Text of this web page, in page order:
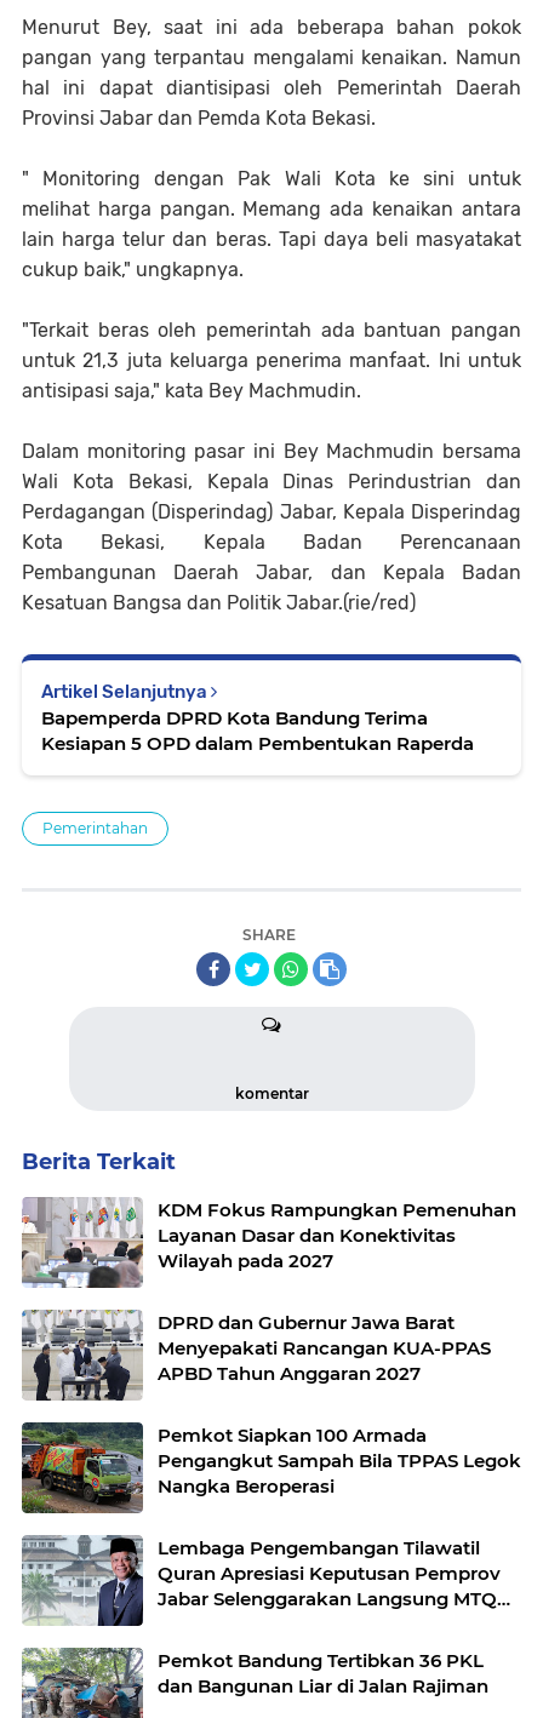
Menurut Bey, saat ini ada beberapa bahan pokok
pangan yang terpantau mengalami kenaikan. Namun
hal ini dapat diantisipasi oleh Pemerintah Daerah
Provinsi Jabar dan Pemda Kota Bekasi.
" Monitoring dengan Pak Wali Kota ke sini untuk
melihat harga pangan. Memang ada kenaikan antara
lain harga telur dan beras. Tapi daya beli masyatakat
cukup baik," ungkapnya.
"Terkait beras oleh pemerintah ada bantuan pangan
untuk 21,3 juta keluarga penerima manfaat. Ini untuk
antisipasi saja," kata Bey Machmudin.
Dalam monitoring pasar ini Bey Machmudin bersama
Wali Kota Bekasi, Kepala Dinas Perindustrian dan
Perdagangan (Disperindag) Jabar, Kepala Disperindag
Kota Bekasi, Kepala Badan Perencanaan
Pembangunan Daerah Jabar, dan Kepala Badan
Kesatuan Bangsa dan Politik Jabar.(rie/red)
Artikel Selanjutnya
Bapemperda DPRD Kota Bandung Terima
Kesiapan 5 OPD dalam Pembentukan Raperda
Pemerintahan
SHARE
komentar
Berita Terkait
KDM Fokus Rampungkan Pemenuhan
Layanan Dasar dan Konektivitas
Wilayah pada 2027
DPRD dan Gubernur Jawa Barat
Menyepakati Rancangan KUA-PPAS
APBD Tahun Anggaran 2027
Pemkot Siapkan 100 Armada
Pengangkut Sampah Bila TPPAS Legok
Nangka Beroperasi
Lembaga Pengembangan Tilawatil
Quran Apresiasi Keputusan Pemprov
Jabar Selenggarakan Langsung MTQ
Pemkot Bandung Tertibkan 36 PKL
dan Bangunan Liar di Jalan Rajiman